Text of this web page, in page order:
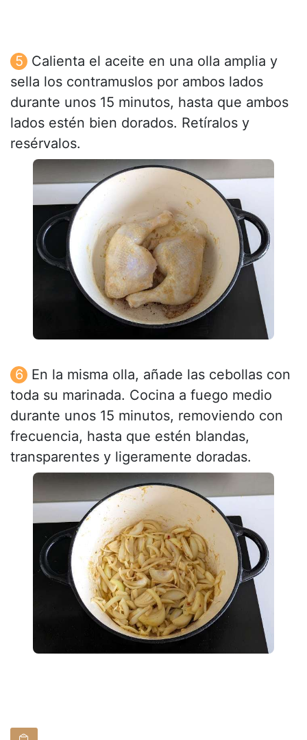
Calienta el aceite en una olla amplia y
sella los contramuslos por ambos lados
durante unos 15 minutos, hasta que ambos
lados estén bien dorados. Retíralos y
resérvalos.
En la misma olla, añade las cebollas con
toda su marinada. Cocina a fuego medio
durante unos 15 minutos, removiendo con
frecuencia, hasta que estén blandas,
transparentes y ligeramente doradas.